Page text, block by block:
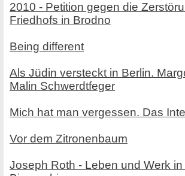
2010 - Petition gegen die
Friedhofs in Brodno
Being different
Als Jüdin versteckt in Berlin.
Malin Schwerdtfeger
Mich hat man vergessen. Das
Vor dem Zitronenbaum
Joseph Roth - Leben und Werk